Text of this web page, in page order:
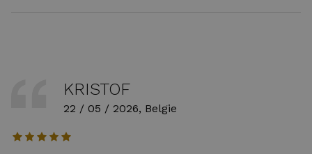
KRISTOF
22 / 05 / 2026, Belgie